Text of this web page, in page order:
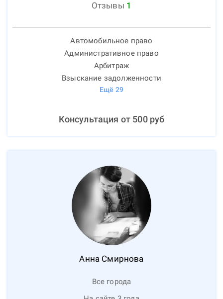
Отзывы 1
Автомобильное право
Административное право
Арбитраж
Взыскание задолженности
Ещё 29
Консультация от 500руб
Анна Смирнова
Все города